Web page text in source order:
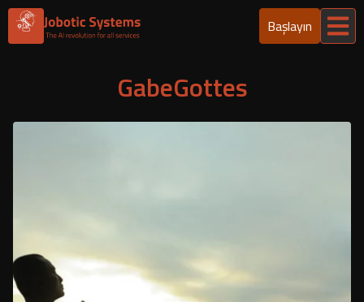
Başlayın
GabeGottes